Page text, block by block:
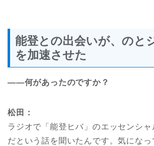
能登との出会いが、のと
を加速させた
――何があったのですか？
松田：
ラジオで「能登ヒバ」のエッセンシ
だという話を聞いたんです。気になっ